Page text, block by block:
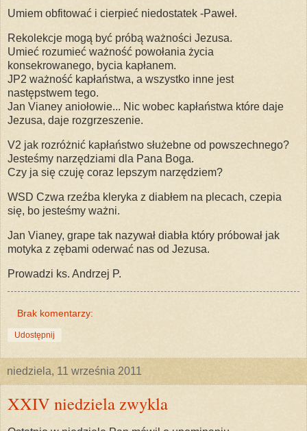
Umiem obfitować i cierpieć niedostatek -Paweł.
Rekolekcje mogą być próbą ważności Jezusa.
Umieć rozumieć ważność powołania życia
konsekrowanego, bycia kapłanem.
JP2 ważność kapłaństwa, a wszystko inne jest
następstwem tego.
Jan Vianey aniołowie... Nic wobec kapłaństwa które daje
Jezusa, daje rozgrzeszenie.
V2 jak rozróżnić kapłaństwo służebne od powszechnego?
Jesteśmy narzędziami dla Pana Boga.
Czy ja się czuję coraz lepszym narzędziem?
WSD Czwa rzeźba kleryka z diabłem na plecach, czepia
się, bo jesteśmy ważni.
Jan Vianey, grape tak nazywał diabła który próbował jak
motyka z zębami oderwać nas od Jezusa.
Prowadzi ks. Andrzej P.
Brak komentarzy:
Udostępnij
niedziela, 11 września 2011
XXIV niedziela zwykla